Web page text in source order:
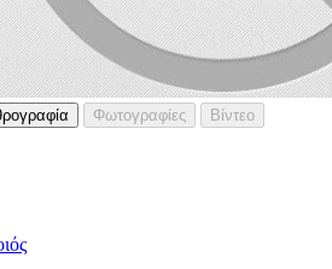
Φωτογραφίες
Βίντεο